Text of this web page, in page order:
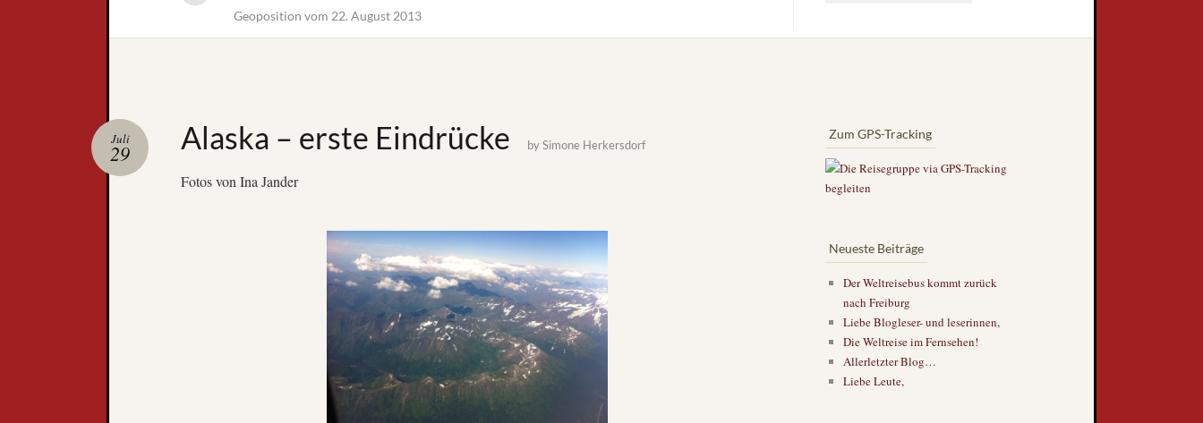
Geoposition vom 22. August 2013
Alaska – erste Eindrücke
Juli
29 bySimone Herkersdorf
Fotos von Ina Jander
Zum GPS-Tracking
Neueste Beiträge
Der Weltreisebus kommt zurück
nach Freiburg
Liebe Blogleser- und leserinnen,
Die Weltreise im Fernsehen!
Allerletzter Blog…
Liebe Leute,